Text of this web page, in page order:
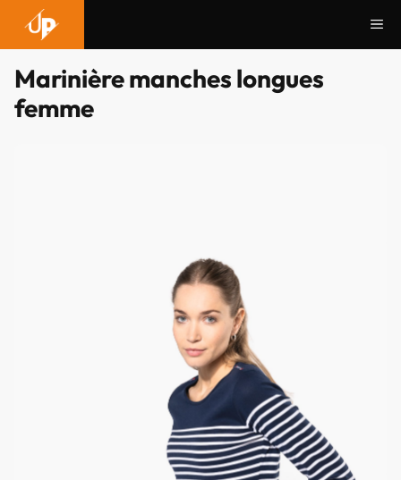
contenu
Marinière manches longues
femme